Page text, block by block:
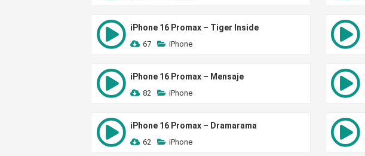
iPhone 16 Promax – Tiger Inside
67 iPhone
iPhone 16 Promax – Mensaje
82 iPhone
iPhone 16 Promax – Dramarama
62 iPhone